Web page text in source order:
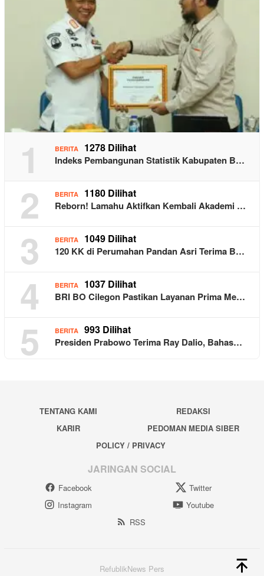
1 BERITA 1278 Dilihat
Indeks Pembangunan Statistik Kabupaten B…
2 BERITA 1180 Dilihat
Reborn! Lamahu Aktifkan Kembali Akademi …
3 BERITA 1049 Dilihat
120 KK di Perumahan Pandan Asri Terima B…
4 BERITA 1037 Dilihat
BRI BO Cilegon Pastikan Layanan Prima Me…
5 BERITA 993 Dilihat
Presiden Prabowo Terima Ray Dalio, Bahas…
TENTANG KAMI
REDAKSI
KARIR
PEDOMAN MEDIA SIBER
POLICY / PRIVACY
JARINGAN SOCIAL
Facebook
Twitter
Instagram
Youtube
RSS
RefublikNews Pers